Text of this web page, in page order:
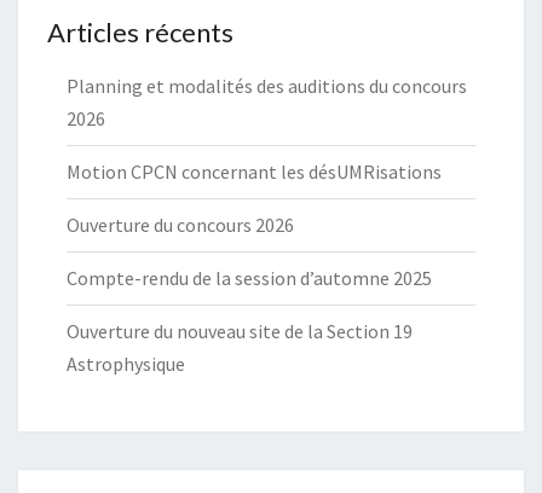
Articles récents
Planning et modalités des auditions du concours
2026
Motion CPCN concernant les désUMRisations
Ouverture du concours 2026
Compte-rendu de la session d’automne 2025
Ouverture du nouveau site de la Section 19
Astrophysique